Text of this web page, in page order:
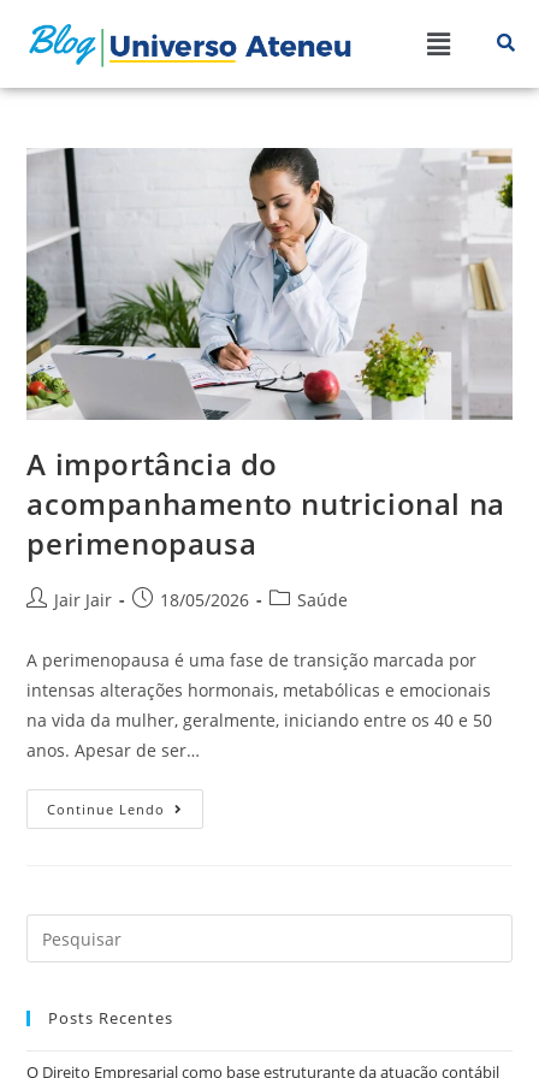
A importância do
acompanhamento nutricional na
perimenopausa
Jair Jair 18/05/2026 Saúde
A perimenopausa é uma fase de transição marcada por
intensas alterações hormonais, metabólicas e emocionais
na vida da mulher, geralmente, iniciando entre os 40 e 50
anos. Apesar de ser…
Continue Lendo
Posts Recentes
O Direito Empresarial como base estruturante da atuação contábil